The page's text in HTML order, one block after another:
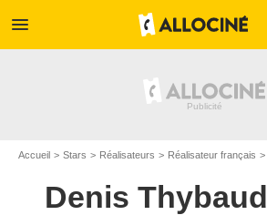
menu
Accueil Stars Réalisateurs Réalisateur français
Denis Thybaud